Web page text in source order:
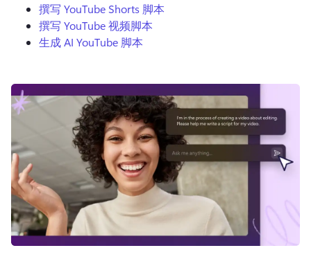
免费试用
撰写 YouTube Shorts 脚本
撰写 YouTube 视频脚本
生成 AI YouTube 脚本